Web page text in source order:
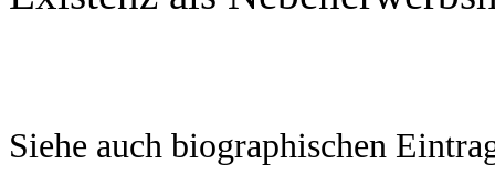
Siehe auch biographischen